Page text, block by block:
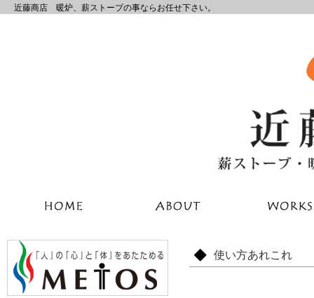
近藤商店 暖炉、薪ストーブの事ならお任せ下さい。
使い方あれこれ